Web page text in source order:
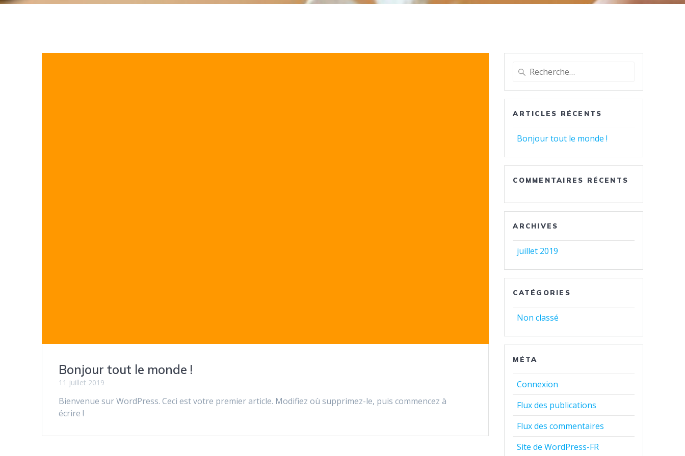
Bonjour tout le monde !
11 juillet 2019
Bienvenue sur WordPress. Ceci est votre premier article. Modifiez où supprimez-le, puis commencez à
écrire !
Recherche
pour
:
ARTICLES RÉCENTS
Bonjour tout le monde !
COMMENTAIRES RÉCENTS
ARCHIVES
juillet 2019
CATÉGORIES
Non classé
MÉTA
Connexion
Flux des publications
Flux des commentaires
Site de WordPress-FR